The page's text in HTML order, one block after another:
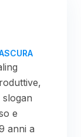
e
anni a